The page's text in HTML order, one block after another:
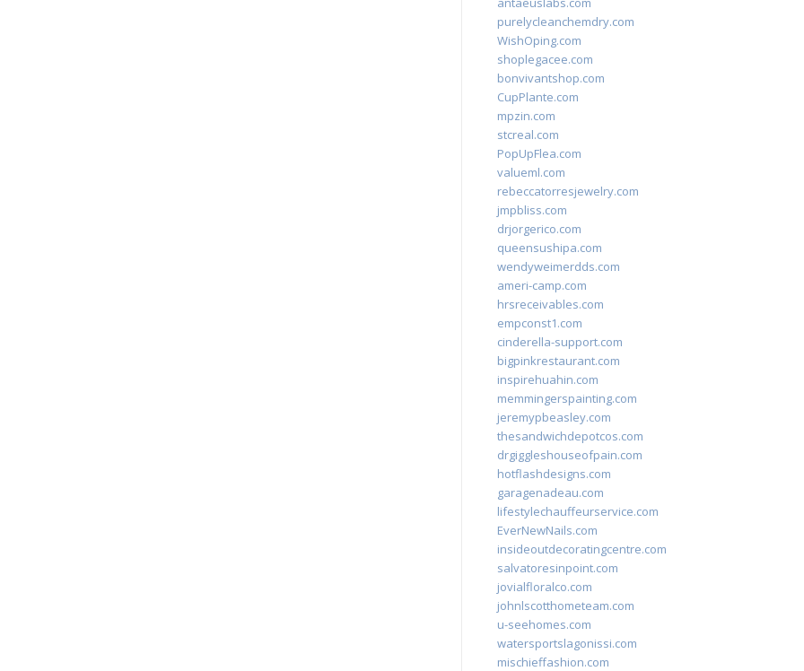
purelycleanchemdry.com
WishOping.com
shoplegacee.com
bonvivantshop.com
CupPlante.com
mpzin.com
stcreal.com
PopUpFlea.com
valueml.com
rebeccatorresjewelry.com
jmpbliss.com
drjorgerico.com
queensushipa.com
wendyweimerdds.com
ameri-camp.com
hrsreceivables.com
empconst1.com
cinderella-support.com
bigpinkrestaurant.com
inspirehuahin.com
memmingerspainting.com
jeremypbeasley.com
thesandwichdepotcos.com
drgiggleshouseofpain.com
hotflashdesigns.com
garagenadeau.com
lifestylechauffeurservice.com
EverNewNails.com
insideoutdecoratingcentre.com
salvatoresinpoint.com
jovialfloralco.com
johnlscotthometeam.com
u-seehomes.com
watersportslagonissi.com
mischieffashion.com